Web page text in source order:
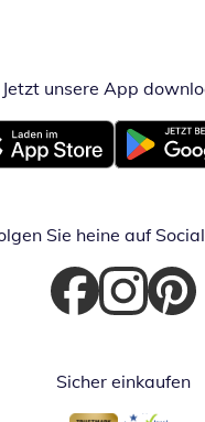
Jetzt unsere App
in neuem Fenster
Öffnet in
Sie heine auf
Öffnet in neuem
Öffnet inÖffnet
Sicher einkaufen